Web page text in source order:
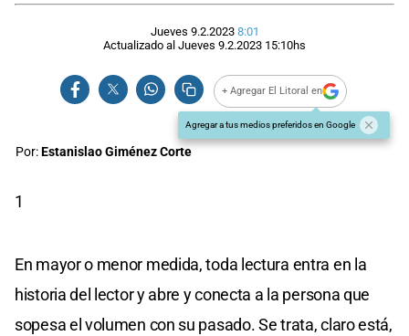
Jueves 9.2.2023 8:01
Actualizado al Jueves 9.2.2023 15:10hs
+ Agregar El Litoral en
Agregar a tus medios preferidos en Google
Por:Estanislao Giménez Corte
1
En mayor o menor medida, toda lectura entra en la
historia del lector y abre y conecta a la persona que
sopesa el volumen con su pasado. Se trata, claro está,